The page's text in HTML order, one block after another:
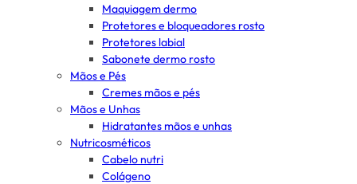
Maquiagem dermo
Protetores e bloqueadores rosto
Protetores labial
Sabonete dermo rosto
Mãos e Pés
Cremes mãos e pés
Mãos e Unhas
Hidratantes mãos e unhas
Nutricosméticos
Cabelo nutri
Colágeno